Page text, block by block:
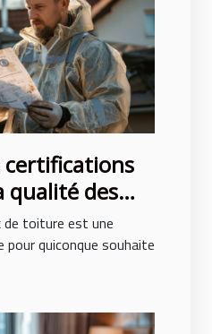
certifications
qualité des
de toiture est une
pour quiconque souhaite